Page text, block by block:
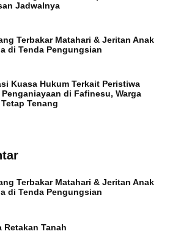
Jadwalnya
Terbakar Matahari & Jeritan Anak
di Tenda Pengungsian
Kuasa Hukum Terkait Peristiwa
Penganiayaan di Fafinesu, Warga
Tenang
Terbakar Matahari & Jeritan Anak
di Tenda Pengungsian
Retakan Tanah